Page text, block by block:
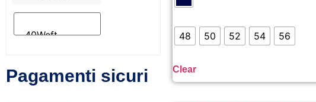
Pagamenti sicuri
48 50 52 54 56
Clear